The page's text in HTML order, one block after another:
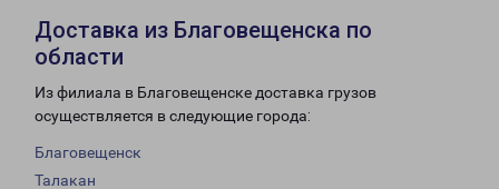
Доставка из Благовещенска по
области
Из филиала в Благовещенске доставка грузов
осуществляется в следующие города:
Благовещенск
Талакан